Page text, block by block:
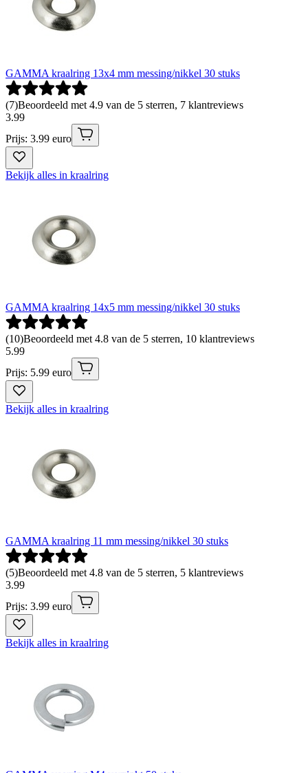
GAMMA kraalring 13x4 mm messing/nikkel 30 stuks
(7)Beoordeeld met 4.9 van de 5 sterren, 7 klantreviews
3.99
Prijs: 3.99 euro
Bekijk alles in kraalring
GAMMA kraalring 14x5 mm messing/nikkel 30 stuks
(10)Beoordeeld met 4.8 van de 5 sterren, 10 klantreviews
5.99
Prijs: 5.99 euro
Bekijk alles in kraalring
GAMMA kraalring 11 mm messing/nikkel 30 stuks
(5)Beoordeeld met 4.8 van de 5 sterren, 5 klantreviews
3.99
Prijs: 3.99 euro
Bekijk alles in kraalring